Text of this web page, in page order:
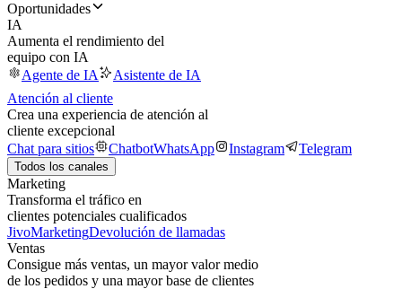
Oportunidades
IA
Aumenta el rendimiento del
equipo con IA
Agente de IA
Asistente de IA
Atención al cliente
Crea una experiencia de atención al
cliente excepcional
Chat para sitios
ChatbotWhatsApp Instagram Telegram
Todos los canales
Marketing
Transforma el tráfico en
clientes potenciales cualificados
JivoMarketingDevolución de llamadas
Ventas
Consigue más ventas, un mayor valor medio
de los pedidos y una mayor base de clientes